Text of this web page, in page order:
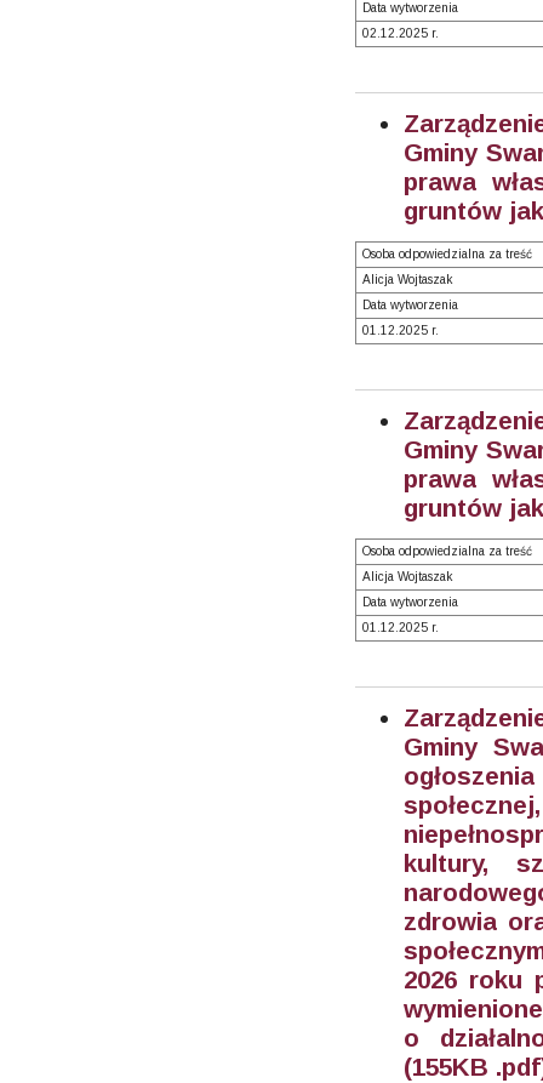
Data wytworzenia
02.12.2025 r.
Gminy
prawa
gruntów
Osoba odpowiedzialna za treść
Alicja Wojtaszak
Data wytworzenia
01.12.2025 r.
Gminy
prawa
gruntów
Osoba odpowiedzialna za treść
Alicja Wojtaszak
Data wytworzenia
01.12.2025 r.
Gminy
kultury,
zdrowia
2026 roku
o
(155KB